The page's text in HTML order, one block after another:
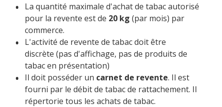
La quantité maximale d'achat de tabac autorisé
pour la revente est de 20 kg (par mois) par
commerce.
L'activité de revente de tabac doit être
discrète (pas d'affichage, pas de produits de
tabac en présentation)
Il doit posséder un carnet de revente. Il est
fourni par le débit de tabac de rattachement. Il
répertorie tous les achats de tabac.